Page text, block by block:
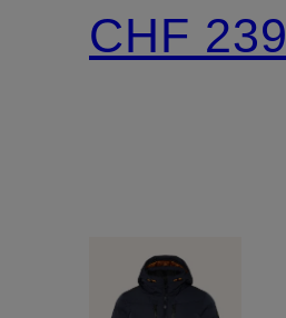
CHF 239